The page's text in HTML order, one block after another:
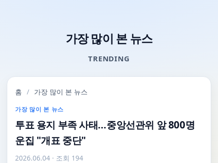
가장 많이 본 뉴스
TRENDING
홈 / 가장 많이 본 뉴스
가장 많이 본 뉴스
투표 용지 부족 사태…중앙선관위 앞 800명
운집 "개표 중단"
2026.06.04 · 조회 194